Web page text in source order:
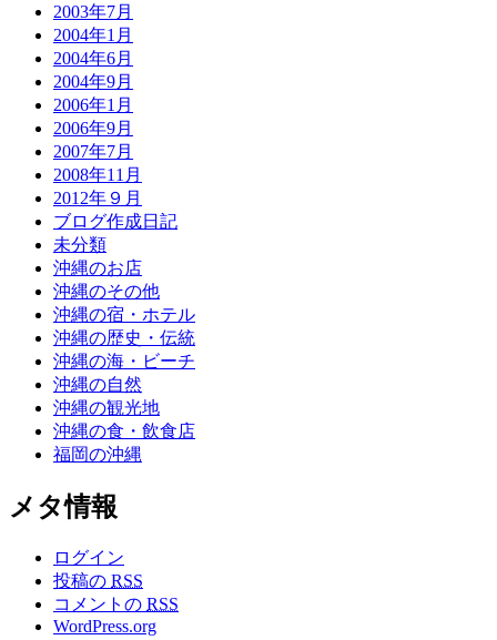
2003年7月
2004年1月
2004年6月
2004年9月
2006年1月
2006年9月
2007年7月
2008年11月
2012年９月
ブログ作成日記
未分類
沖縄のお店
沖縄のその他
沖縄の宿・ホテル
沖縄の歴史・伝統
沖縄の海・ビーチ
沖縄の自然
沖縄の観光地
沖縄の食・飲食店
福岡の沖縄
メタ情報
ログイン
投稿の RSS
コメントの RSS
WordPress.org